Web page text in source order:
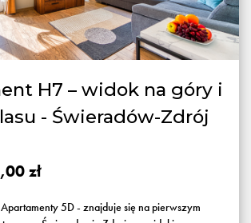
H7 – widok na góry i
- Świeradów-Zdrój
zł
5D - znajduje się na pierwszym